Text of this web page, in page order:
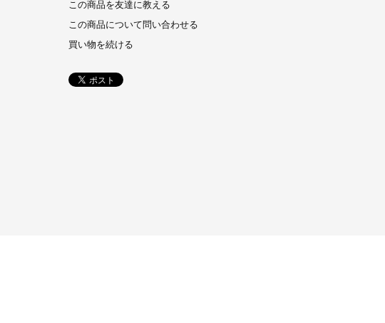
この商品を友達に教える
この商品について問い合わせる
買い物を続ける